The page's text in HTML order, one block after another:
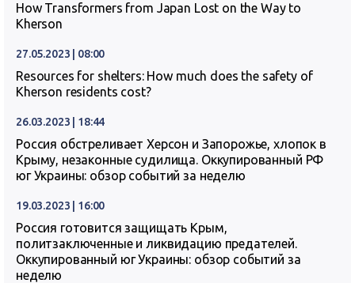
How Transformers from Japan Lost on the Way to
Kherson
27.05.2023 | 08:00
Resources for shelters: How much does the safety of
Kherson residents cost?
26.03.2023 | 18:44
Россия обстреливает Херсон и Запорожье, хлопок в
Крыму, незаконные судилища. Оккупированный РФ
юг Украины: обзор событий за неделю
19.03.2023 | 16:00
Россия готовится защищать Крым,
политзаключенные и ликвидацию предателей.
Оккупированный юг Украины: обзор событий за
неделю